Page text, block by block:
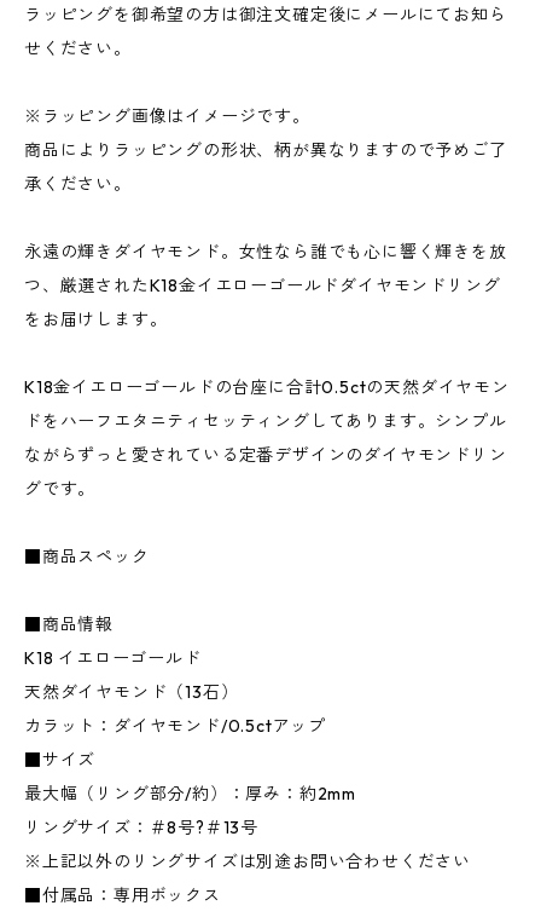
ラッピングを御希望の方は御注文確定後にメールにてお知ら
せください。
※ラッピング画像はイメージです。
商品によりラッピングの形状、柄が異なりますので予めご了
承ください。
永遠の輝きダイヤモンド。女性なら誰でも心に響く輝きを放
つ、厳選されたK18金イエローゴールドダイヤモンドリング
をお届けします。
K18金イエローゴールドの台座に合計0.5ctの天然ダイヤモン
ドをハーフエタニティセッティングしてあります。シンプル
ながらずっと愛されている定番デザインのダイヤモンドリン
グです。
■商品スペック
■商品情報
K18 イエローゴールド
天然ダイヤモンド（13石）
カラット：ダイヤモンド/0.5ctアップ
■サイズ
最大幅（リング部分/約）：厚み：約2mm
リングサイズ：＃8号?＃13号
※上記以外のリングサイズは別途お問い合わせください
■付属品：専用ボックス